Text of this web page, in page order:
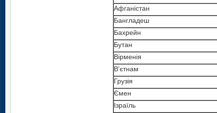
Афганістан
Бангладеш
Бахрейн
Бутан
Вірменія
В'єтнам
Грузія
Ємен
Ізраїль